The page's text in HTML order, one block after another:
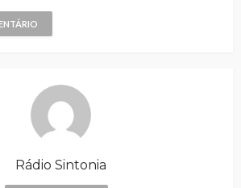
Rádio Sintonia